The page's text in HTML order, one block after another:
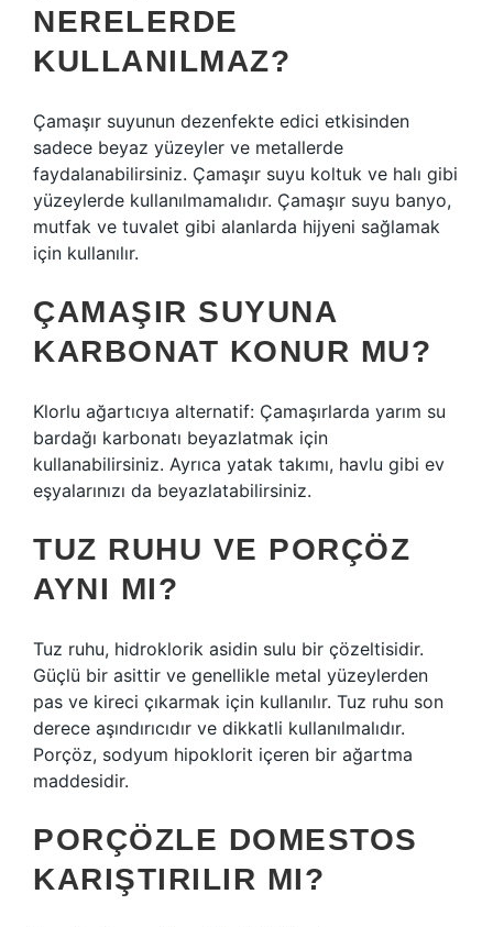
NERELERDE
KULLANILMAZ?
Çamaşır suyunun dezenfekte edici etkisinden
sadece beyaz yüzeyler ve metallerde
faydalanabilirsiniz. Çamaşır suyu koltuk ve halı gibi
yüzeylerde kullanılmamalıdır. Çamaşır suyu banyo,
mutfak ve tuvalet gibi alanlarda hijyeni sağlamak
için kullanılır.
ÇAMAŞIR SUYUNA
KARBONAT KONUR MU?
Klorlu ağartıcıya alternatif: Çamaşırlarda yarım su
bardağı karbonatı beyazlatmak için
kullanabilirsiniz. Ayrıca yatak takımı, havlu gibi ev
eşyalarınızı da beyazlatabilirsiniz.
TUZ RUHU VE PORÇÖZ
AYNI MI?
Tuz ruhu, hidroklorik asidin sulu bir çözeltisidir.
Güçlü bir asittir ve genellikle metal yüzeylerden
pas ve kireci çıkarmak için kullanılır. Tuz ruhu son
derece aşındırıcıdır ve dikkatli kullanılmalıdır.
Porçöz, sodyum hipoklorit içeren bir ağartma
maddesidir.
PORÇÖZLE DOMESTOS
KARIŞTIRILIR MI?